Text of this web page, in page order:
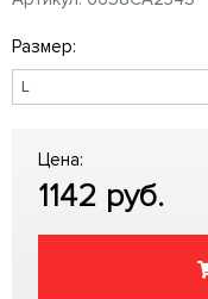
Размер:
Цена:
1142 руб.